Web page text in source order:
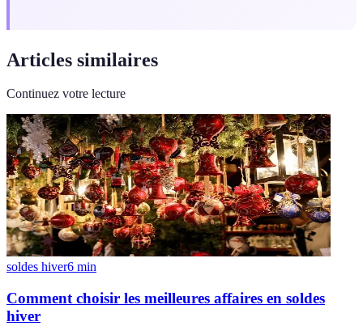
Articles similaires
Continuez votre lecture
soldes hiver6 min
Comment choisir les meilleures affaires en soldes
hiver